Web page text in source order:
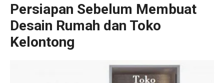
Persiapan Sebelum Membuat
Desain Rumah dan Toko
Kelontong